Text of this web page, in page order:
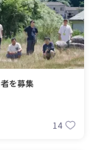
を募集
14